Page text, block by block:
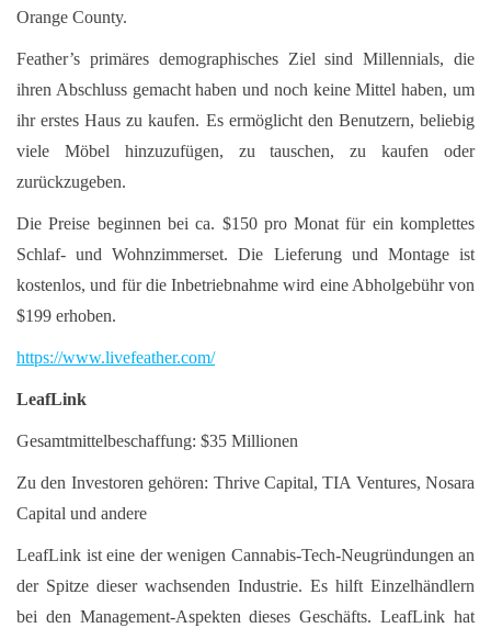
Orange County.
Feather’s primäres demographisches Ziel sind Millennials, die
ihren Abschluss gemacht haben und noch keine Mittel haben, um
ihr erstes Haus zu kaufen. Es ermöglicht den Benutzern, beliebig
viele Möbel hinzuzufügen, zu tauschen, zu kaufen oder
zurückzugeben.
Die Preise beginnen bei ca. $150 pro Monat für ein komplettes
Schlaf- und Wohnzimmerset. Die Lieferung und Montage ist
kostenlos, und für die Inbetriebnahme wird eine Abholgebühr von
$199 erhoben.
https://www.livefeather.com/
LeafLink
Gesamtmittelbeschaffung: $35 Millionen
Zu den Investoren gehören: Thrive Capital, TIA Ventures, Nosara
Capital und andere
LeafLink ist eine der wenigen Cannabis-Tech-Neugründungen an
der Spitze dieser wachsenden Industrie. Es hilft Einzelhändlern
bei den Management-Aspekten dieses Geschäfts. LeafLink hat